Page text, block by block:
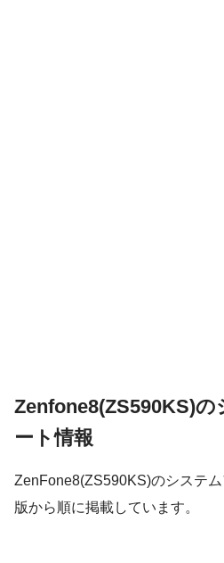
Zenfone8(ZS590KS)
ート情報
ZenFone8(ZS590KS)のシステ
版から順に掲載しています。